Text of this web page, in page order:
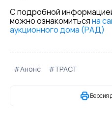
С подробной
можно ознакомитьсяна
аукционного дома (РАД)
#Анонс #ТРАСТ
Версия